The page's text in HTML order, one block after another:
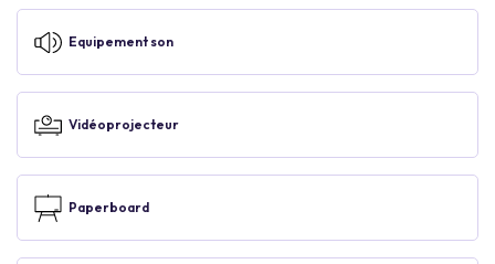
Equipement son
Vidéoprojecteur
Paperboard